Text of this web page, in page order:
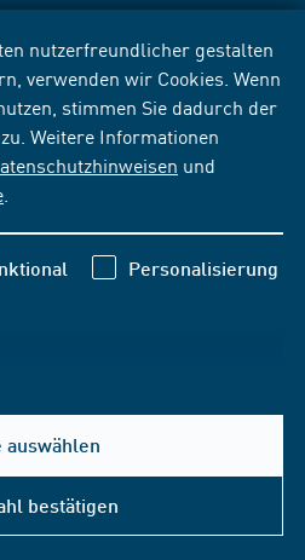
nutzerfreundlicher gestalten
verwenden wir Cookies. Wenn
stimmen Sie dadurch der
Weitere Informationen
und
Personalisierung
auswählen
bestätigen